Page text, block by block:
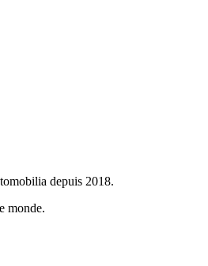
depuis 2018.
monde.